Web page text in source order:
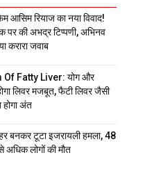
आसिम रियाज का नया विवाद!
पर की अभद्र टिप्पणी, अभिनव
करारा जवाब
Fatty Liver: योग और
लिवर मजबूत, फैटी लिवर जैसी
होगा अंत
बनकर टूटा इजरायली हमला, 48
अधिक लोगों की मौत